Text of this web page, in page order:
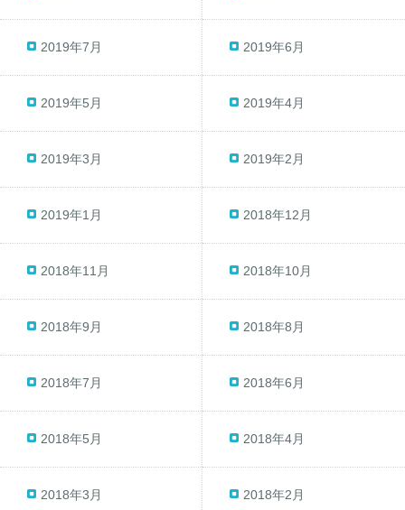
2019年7月 2019年6月
2019年5月 2019年4月
2019年3月 2019年2月
2019年1月 2018年12月
2018年11月 2018年10月
2018年9月 2018年8月
2018年7月 2018年6月
2018年5月 2018年4月
2018年3月 2018年2月